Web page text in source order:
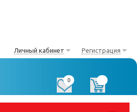
Личный кабинет Регистрация
0